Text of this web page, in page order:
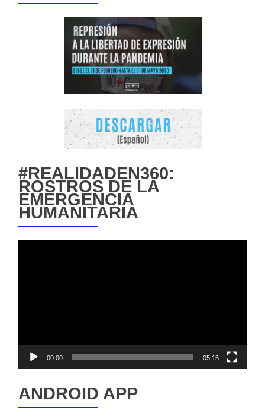
#REALIDADEN360:
ROSTROS DE LA
EMERGENCIA
HUMANITARIA
00:00 05:15
ANDROID APP